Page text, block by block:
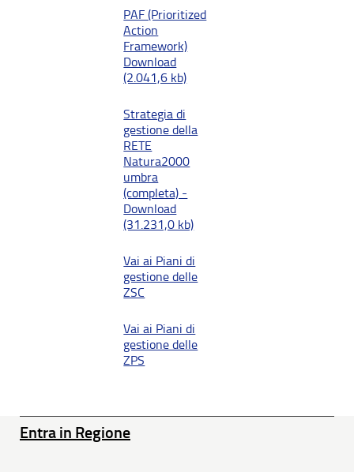
PAF (Prioritized
Action
Framework)
Download
(2.041,6 kb)
Strategia di
gestione della
RETE
Natura2000
umbra
(completa) -
Download
(31.231,0 kb)
Vai ai Piani di
gestione delle
ZSC
Vai ai Piani di
gestione delle
ZPS
Entra in Regione